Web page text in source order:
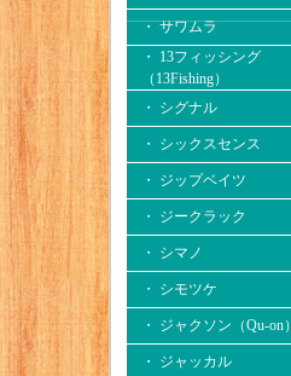
・ サワムラ
・ 13フィッシング
（13Fishing）
・ シグナル
・ シックスセンス
・ ジップベイツ
・ ジークラック
・ シマノ
・ シモツケ
・ ジャクソン（Qu-on）
・ ジャッカル